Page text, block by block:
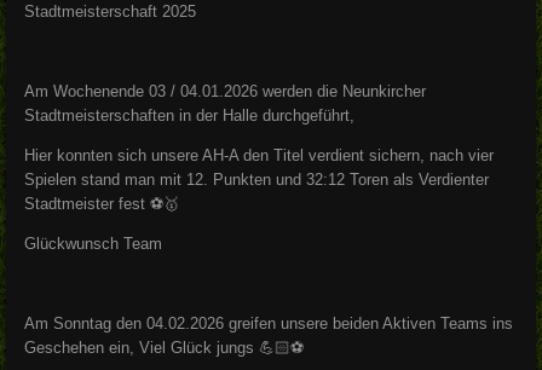
Stadtmeisterschaft 2025
Am Wochenende 03 / 04.01.2026 werden die Neunkircher
Stadtmeisterschaften in der Halle durchgeführt,
Hier konnten sich unsere AH-A den Titel verdient sichern, nach vier
Spielen stand man mit 12. Punkten und 32:12 Toren als Verdienter
Stadtmeister fest ⚽️🥇
Glückwunsch Team
Am Sonntag den 04.02.2026 greifen unsere beiden Aktiven Teams ins
Geschehen ein, Viel Glück jungs 💪🏻⚽️